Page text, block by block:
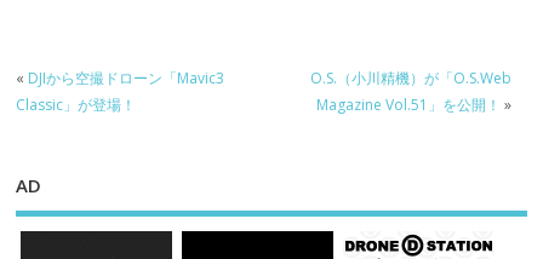
« DJIから空撮ドローン「Mavic3
Classic」が登場！
O.S.（小川精機）が「O.S.Web
Magazine Vol.51」を公開！ »
AD